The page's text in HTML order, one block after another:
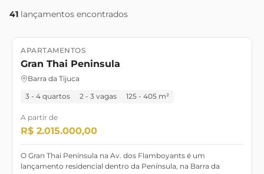
41 lançamentos encontrados
Lançamento Setembro/2028
APARTAMENTOS
Gran Thai Peninsula
Barra da Tijuca
3 - 4 quartos 2 - 3 vagas 125 - 405 m²
A partir de
R$ 2.015.000,00
O Gran Thai Península na Av. dos Flamboyants é um
lançamento residencial dentro da Península, na Barra da